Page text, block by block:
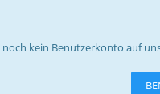
noch kein Benutzerkonto auf